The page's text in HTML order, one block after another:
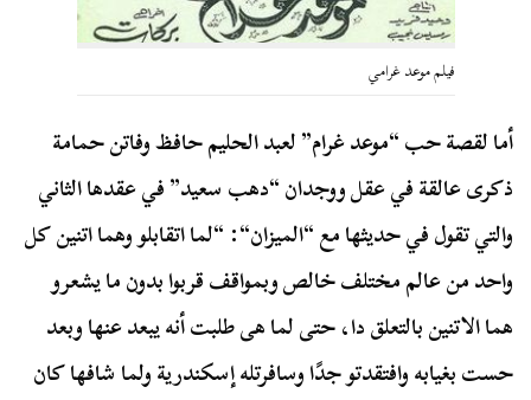
فيلم موعد غرامي
أما لقصة حب “موعد غرام” لعبد الحليم حافظ وفاتن حمامة
ذكرى عالقة في عقل ووجدان “دهب سعيد” في عقدها الثاني
والتي تقول في حديثها مع “الميزان“: “لما اتقابلو وهما اتنين كل
واحد من عالم مختلف خالص وبمواقف قربوا بدون ما يشعرو
هما الاتنين بالتعلق دا، حتى لما هى طلبت أنه يبعد عنها وبعد
حست بغيابه وافتقدتو جدًا وسافرتله إسكندرية ولما شافها كان